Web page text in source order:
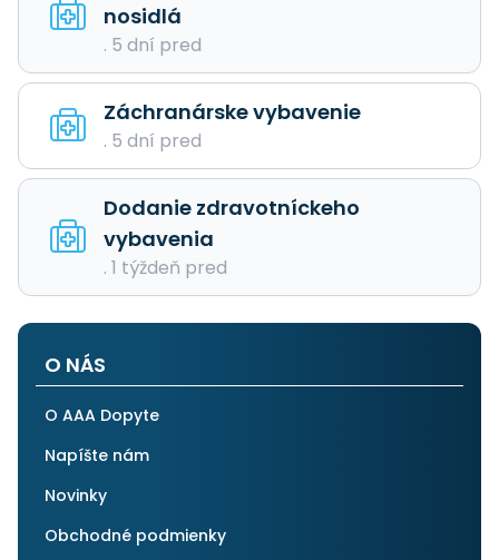
nosidlá
. 5 dní pred
Záchranárske vybavenie
. 5 dní pred
Dodanie zdravotníckeho
vybavenia
. 1 týždeň pred
O NÁS
O AAA Dopyte
Napíšte nám
Novinky
Obchodné podmienky